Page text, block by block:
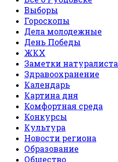
Выборы
Гороскопы
Дела молодежные
День Победы
ЖКХ
Заметки натуралиста
Здравоохранение
Календарь
Картина дня
Комфортная среда
Конкурсы
Культура
Новости региона
Образование
Общество